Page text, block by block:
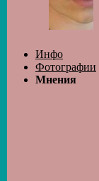
Инфо
Фотографии
Мнения